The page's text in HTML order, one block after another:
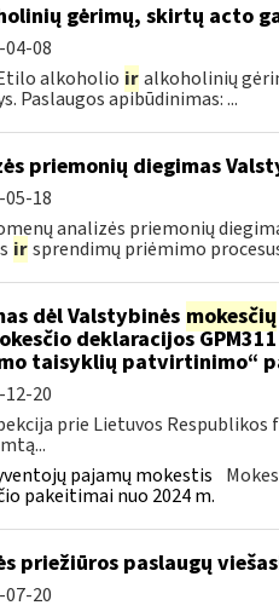
gėrimų, skirtų acto
04-08
alkoholio ir alkoholinių
Paslaugos apibūdinimas: ...
priemonių diegimas
05-18
analizės priemonių
ir sprendimų priėmimo
dėl Valstybinės mokesčių
deklaracijos
taisyklių patvirtinimo“
12-20
prie Lietuvos
pajamų mokestis
pakeitimai nuo 2024 m.
priežiūros paslaugų
07-20